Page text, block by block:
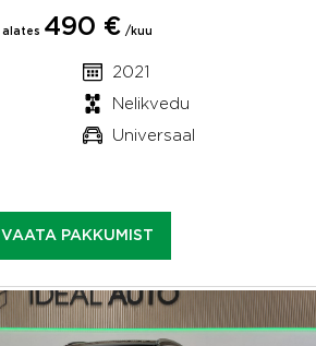
alates 490 € /kuu
2021
Nelikvedu
Universaal
VAATA PAKKUMIST